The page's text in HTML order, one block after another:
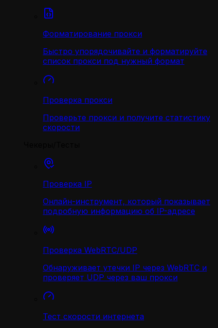
Форматирование прокси
Быстро упорядочивайте и форматируйте
список прокси под нужный формат
Проверка прокси
Проверьте прокси и получите статистику
скорости
Проверка IP
Онлайн-инструмент, который показывает
подробную информацию об IP-адресе
Проверка WebRTC/UDP
Обнаруживает утечки IP через WebRTC и
проверяет UDP через ваш прокси
Тест скорости интернета